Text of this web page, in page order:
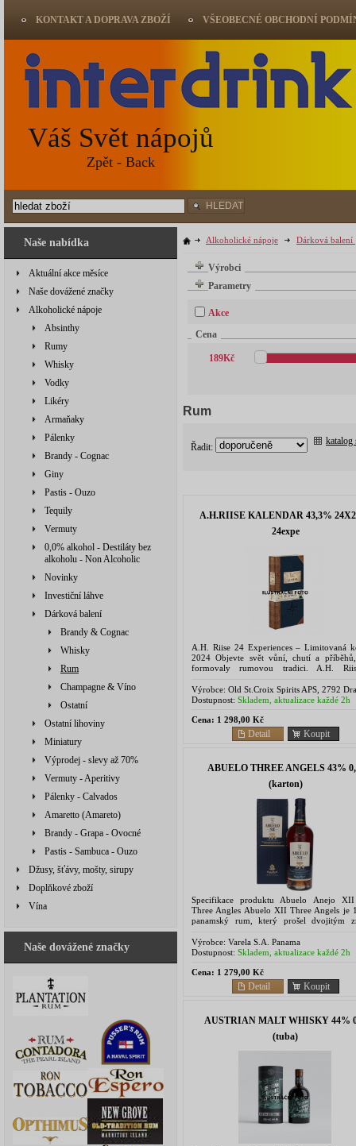
Naše nabídka
Aktuální akce měsíce
Naše dovážené značky
Alkoholické nápoje
Absinthy
Rumy
Whisky
Vodky
Likéry
Armaňaky
Pálenky
Brandy - Cognac
Giny
Pastis - Ouzo
Tequily
Vermuty
0,0% alkohol - Destiláty bez
alkoholu - Non Alcoholic
Novinky
Investiční láhve
Dárková balení
Brandy & Cognac
Whisky
Rum
Champagne & Víno
Ostatní
Ostatní lihoviny
Miniatury
Výprodej - slevy až 70%
Vermuty - Aperitivy
Pálenky - Calvados
Amaretto (Amareto)
Brandy - Grapa - Ovocné
Pastis - Sambuca - Ouzo
Džusy, šťávy, mošty, sirupy
Doplňkové zboží
Vína
Naše dovážené značky
Alkoholické nápoje Dárková balení
Výrobci
Parametry
Akce
Cena
189Kč
Rum
Řadit:
katalog
A.H.RIISE KALENDAR 43,3%
24expe
A.H. Riise 24 Experiences – Limitovaná
2024 Objevte svět vůní, chutí a
formovaly rumovou tradici. A.H.
sběratelská výprava napříč...
Výrobce: Old St.Croix Spirits APS, 2792
Denmark
Dostupnost: Skladem, aktualizace každé 2h
Cena: 1 298,00 Kč
Koupit
Detail
ABUELO THREE ANGELS 43%
(karton)
Specifikace produktu Abuelo Anejo
Three Angles Abuelo XII Three Angels je
panamský rum, který prošel dvojitým
Abuelo Anejo XII Anos...
Výrobce: Varela S.A. Panama
Dostupnost: Skladem, aktualizace každé 2h
Cena: 1 279,00 Kč
Koupit
Detail
AUSTRIAN MALT WHISKY 44%
(tuba)
KONTAKT A DOPRAVA ZBOŽÍ VŠEOBECNÉ OBCHODNÍ
Váš Svět nápojů
Zpět - Back
HLEDAT